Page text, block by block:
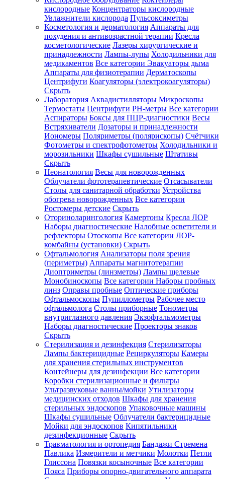
Зарегистрироваться
Зачем
регистрироваться?
Все
покупки
одном
месте
Личный
менеджер
Отслеживание
статуса
заказа
кислородные Концентраторы кислородные
Увлажнители кислорода Пульсоксиметры
Косметология и дерматология Аппараты для
похудения и антивозрастной терапии Кресла
косметологические Лазеры хирургические и
принадлежности Лампы-лупы Холодильники для
медикаментов Все категории Эвакуаторы дыма
Аппараты для физиотерапии Дерматоскопы
Центрифуги Коагуляторы (электрокоагуляторы)
Скрыть
Лаборатория Аквадистилляторы Микроскопы
Термостаты Центрифуги PH-метры Все категории
Аспираторы Боксы для ПЦР-диагностики Весы
Встряхиватели Дозаторы и принадлежности
Иономеры Поляриметры (полярископы) Счётчики
Фотометры и спектрофотометры Холодильники и
морозильники Шкафы сушильные Штативы
Скрыть
Неонатология Весы для новорожденных
Облучатели фототерапевтические Отсасыватели
Столы для санитарной обработки Устройства
обогрева новорожденных Все категории
Ростомеры детские Скрыть
Оториноларингология Камертоны Кресла ЛОР
Наборы диагностические Налобные осветители и
рефлекторы Отоскопы Все категории ЛОР-
комбайны (установки) Скрыть
Офтальмология Анализаторы поля зрения
(периметры) Аппараты магнитотерапии
Диоптриметры (линзметры) Лампы щелевые
Монобиноскопы Все категории Наборы пробных
линз Оправы пробные Оптические приборы
Офтальмоскопы Пупиллометры Рабочее место
офтальмолога Столы приборные Тонометры
внутриглазного давления Экзофтальмометры
Наборы диагностические Проекторы знаков
Скрыть
Стерилизация и дезинфекция Стерилизаторы
Лампы бактерицидные Рециркуляторы Камеры
для хранения стерильных инструментов
Контейнеры для дезинфекции Все категории
Коробки стерилизационные и фильтры
Ультразвуковые ванны/мойки Утилизаторы
медицинских отходов Шкафы для хранения
стерильных эндоскопов Упаковочные машины
Шкафы сушильные Облучатели бактерицидные
Мойки для эндоскопов Кипятильники
дезинфекционные Скрыть
Травматология и ортопедия Бандажи Стремена
Павлика Измерители и метчики Молотки Петли
Глиссона Повязки косыночные Все категории
Пояса Приборы опорно-двигательного аппарата